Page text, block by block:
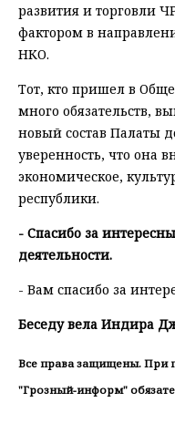
развития и торговли
фактором в
НКО.
Тот, кто пришел в
много обязательств,
новый состав Палаты
уверенность, что она
экономическое,
республики.
- Спасибо за
деятельности.
- Вам спасибо за
Беседу вела Индира
Все права защищены. При
"Грозный-информ"